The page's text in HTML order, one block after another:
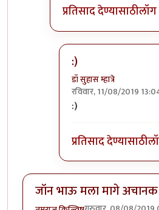
प्रतिसाद देण्यासाठी
:)
डॉ सुहास म्हात्रे
रविवार, 11/08/2019
In reply to
:)
प्रतिसाद देण्यासाठी
जॉन भाऊ मला मागे अचानक